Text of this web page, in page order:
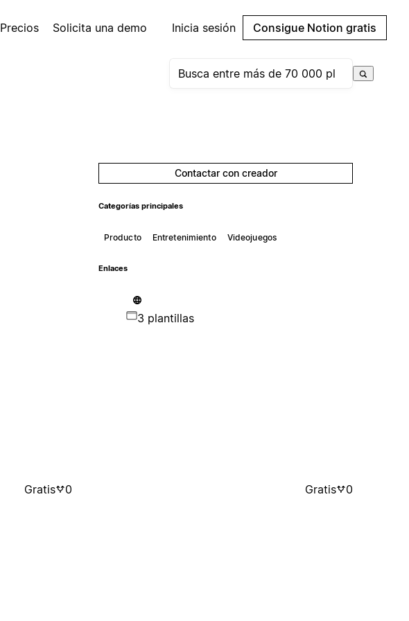
Precios Solicita una demo Inicia sesión Consigue Notion gratis
Contactar con creador
Categorías principales
Producto Entretenimiento Videojuegos
Enlaces
3 plantillas
Gratis 0 Gratis 0